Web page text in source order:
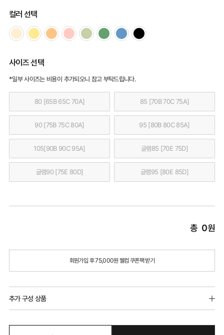
컬러 선택
사이즈 선택
*일부 사이즈는 비용이 추가되오니 참고 부탁드립니다.
80 [65B 65C 70A] 85 [70B 70C 75A]
90 [75B 75C 80A] 95 [80B 80C 85A]
105[90B 90C 95A] 글램85 [70E 75D]
글램90 [75E 80D] 글램95 [80E 85D]
총 0원
회원가입 후 75,000원 웰컴 쿠폰팩 받기
추가 구성 상품